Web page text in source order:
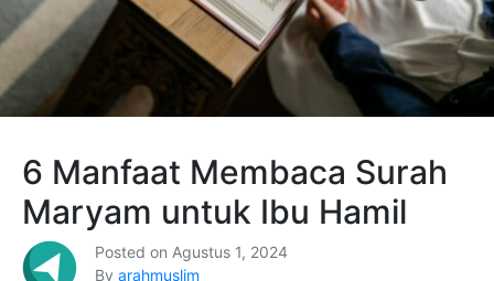
Posted on Agustus 1, 2024
By arahmuslim
6 Manfaat Membaca Surah
Maryam untuk Ibu Hamil